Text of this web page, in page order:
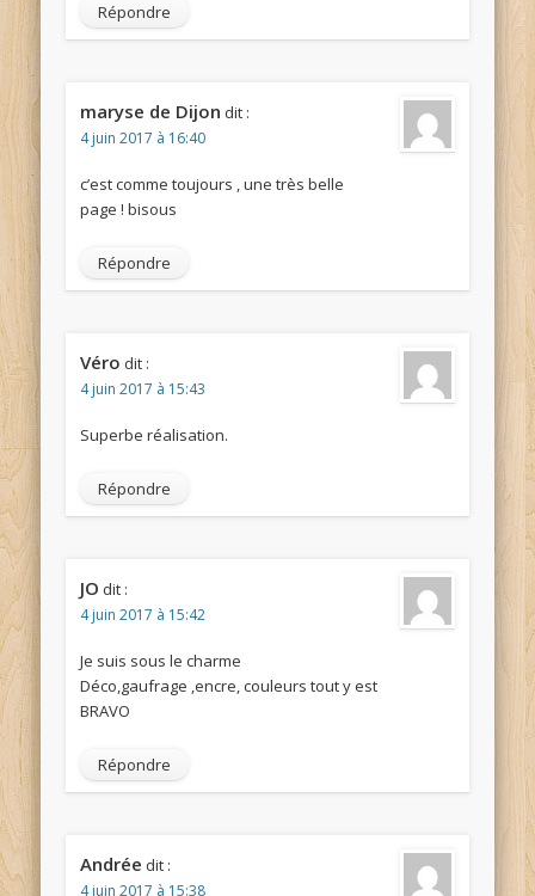
Répondre
maryse de Dijon dit :
4 juin 2017 à 16:40
c’est comme toujours , une très belle
page ! bisous
Répondre
Véro dit :
4 juin 2017 à 15:43
Superbe réalisation.
Répondre
JO dit :
4 juin 2017 à 15:42
Je suis sous le charme
Déco,gaufrage ,encre, couleurs tout y est
BRAVO
Répondre
Andrée dit :
4 juin 2017 à 15:38